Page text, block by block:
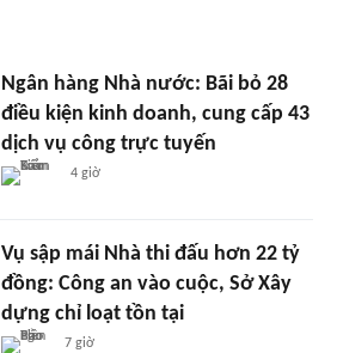
Ngân hàng Nhà nước: Bãi bỏ 28
điều kiện kinh doanh, cung cấp 43
dịch vụ công trực tuyến
4 giờ
Vụ sập mái Nhà thi đấu hơn 22 tỷ
đồng: Công an vào cuộc, Sở Xây
dựng chỉ loạt tồn tại
7 giờ